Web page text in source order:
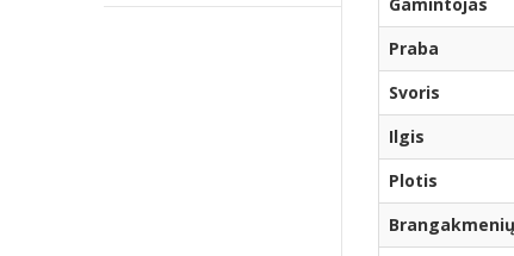
Praba
Svoris
Ilgis
Plotis